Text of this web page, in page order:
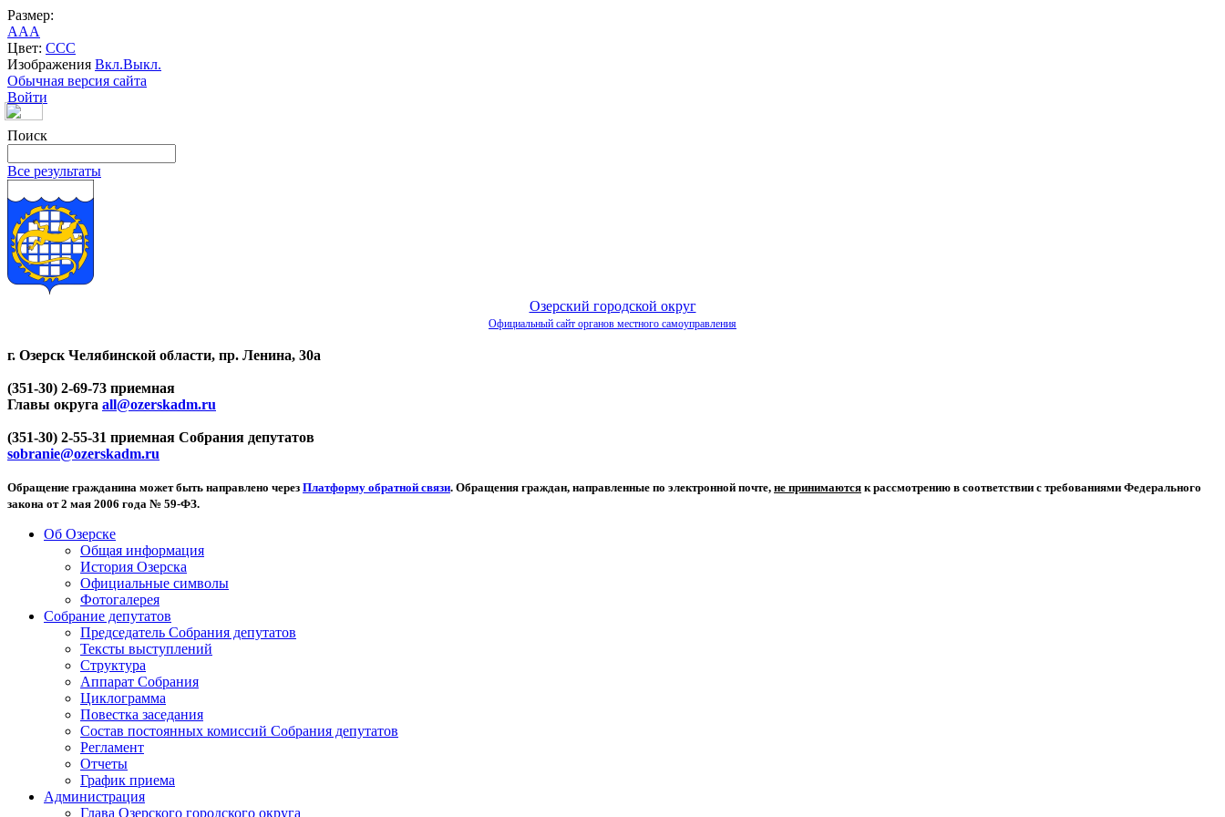
Размер:
AAA
Цвет: CCC
Изображения Вкл.Выкл.
Обычная версия сайта
Войти
Поиск
Все результаты
Озерский городской округ
Официальный сайт органов местного самоуправления
г. Озерск Челябинской области, пр. Ленина, 30а
(351-30) 2-69-73 приемная
Главы округа all@ozerskadm.ru
(351-30) 2-55-31 приемная Собрания депутатов
sobranie@ozerskadm.ru
Обращение гражданина может быть направлено через Платформу обратной связи. Обращения граждан, направленные по электронной почте, не принимаются к рассмотрению в соответствии с требованиями Федерального
закона от 2 мая 2006 года № 59-ФЗ.
Об Озерске
Общая информация
История Озерска
Официальные символы
Фотогалерея
Собрание депутатов
Председатель Собрания депутатов
Тексты выступлений
Структура
Аппарат Собрания
Циклограмма
Повестка заседания
Состав постоянных комиссий Собрания депутатов
Регламент
Отчеты
График приема
Администрация
Глава Озерского городского округа